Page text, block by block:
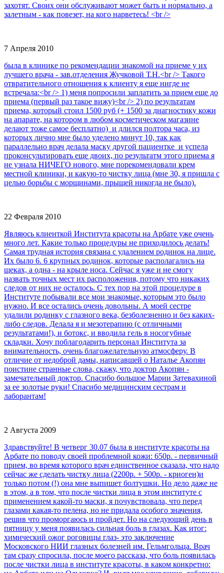
захотят. Своих они обслуживают может быть и нормально, а
залетным - как повезет, на кого нарветесь! <br />
7 Апреля 2010
была в клинике по рекомендации знакомой на приеме у их
лучшего врача - зав.отделения Жучковой Т.Н.<br /> Такого
отвратительного отношения к клиенту я еще нигде не
встречала:<br /> 1) меня попросили заплатить за прием еще до
приема (первый раз такое вижу)<br /> 2) по результатам
приема, который стоил 1500 руб (+ 1500 за диагностику кожи
на апарате, на котором в любом косметическом магазине
делают тоже самое бесплатно) и длился полтора часа, из
которых лично мне было уделено минут 10, так как
параллельно врач делала маску другой пациентке и успела
проконсультировать еще двоих, по результатм этого приема я
не узнала НИЧЕГО нового, мне порекомендовали крем
местной клиники, и какую-то чистку лица (мне 30, я пришла с
целью борьбы с морщинами, прыщей никогда не было).
22 Февраля 2010
Являюсь клиенткой Института красоты на Арбате уже очень
много лет. Какие только процедуры не приходилось делать!
Самая трудная история связана с удалением родинок на лице.
Их было 6. 6 крупных родинок, которые располагались на
щеках, а одна - на крыле носа. Сейчас я уже и не смогу
назвать точных мест их расположения, потому что никаких
следов от них не осталось. С тех пор на этой процедуре в
Институте побывали все мои знакомые, которым это было
нужно. И все остались очень довольны. А моей сестре
удалили родинку с глазного века, безболезненно и без каких-
либо следов. Делала я и мезотерапию (с отличными
результатами!), и ботокс, и вводила гель в носогубные
складки. Хочу поблагодарить персонал Института за
внимательность, очень благожелательную атмосферу. В
отличие от недоброй дамы, написавшей о Наталье Акопян
поистине странные слова, скажу, что доктор Акопян -
замечательный доктор. Спасибо большое Марии Затевахиной
за ее золотые руки! Спасибо медицинским сестрам и
лаборантам!
2 Августа 2009
Здравствуйте! В четверг 30.07 была в институте красоты на
Арбате по поводу своей проблемной кожи: 650р. - первичный
прием, во время которого врач единственное сказала, что надо
сейчас же сделать чистку лица (2200р. + 500р. - криоген)и
только потом (!) она мне выпишет болтушки. Но дело даже не
в этом, а в том, что после чистки лица в этом институте с
применением какой-то маски, я почувствовала, что перед
глазами какая-то пелена, но не придала особого значения,
решив что проморгаюсь и пройдет. Но на следующий день в
пятницу у меня появилась сильная боль в глазах. Как итог:
химический ожог роговицы глаз- это заключение
Московского НИИ глазных болезней им. Гельмгольца. Врач
там сразу спросила, после моего рассказа, что боль появилась
после чистки лица в институте красоты, в каком конкретно: